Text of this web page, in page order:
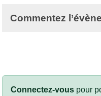
Commentez
Connectez-vous pour